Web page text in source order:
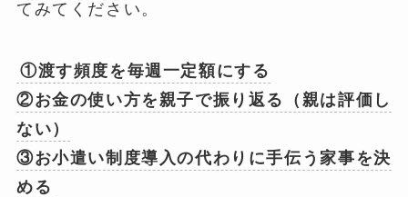
てみてください。
①渡す頻度を毎週一定額にする
②お金の使い方を親子で振り返る（親は評価し
ない）
③お小遣い制度導入の代わりに手伝う家事を決
める